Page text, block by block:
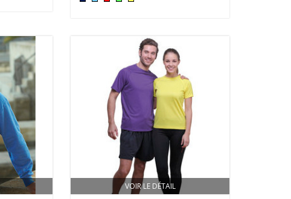
VOIR LE DÉTAIL